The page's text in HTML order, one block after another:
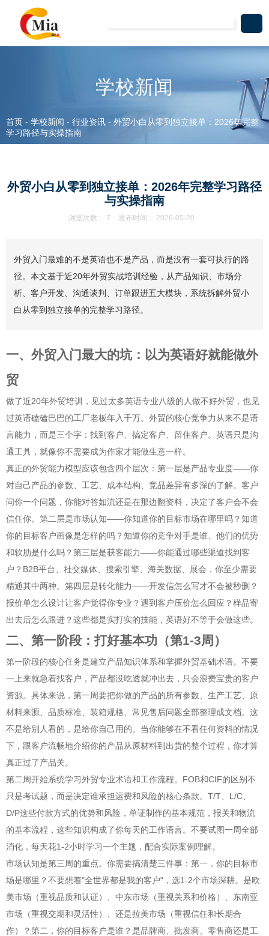
学校新闻
首页 - 学校新闻 - 行业资讯 - 外贸小白从零到独立接单：2026年完整
学习路径与实操指南
外贸小白从零到独立接单：2026年完整学习路径
与实操指南
浏览次数： 7 发布时间： 2026-05-20
外贸入门最难的不是英语也不是产品，而是没有一套可执行的路
径。本文基于近20年外贸实战培训经验，从产品知识、市场分
析、客户开发、沟通谈判、订单跟进五大模块，系统拆解外贸小
白从零到独立接单的完整学习路径。
一、外贸入门最大的坑：以为英语好就能做外
贸
做了近20年外贸培训，见过太多英语专业八级的人做不好外贸，也见
过英语磕磕巴巴的工厂老板年入千万。外贸的核心竞争力从来不是语
言能力，而是三个字：找到客户、搞定客户、留住客户。英语只是沟
通工具，就像你不需要成为作家才能做生意一样。
真正的外贸能力模型应该包含四个层次：第一层是产品专业度——你
对自己产品的参数、工艺、成本结构、竞品差异有多深的了解。客户
问你一个问题，你能对答如流还是在那边翻资料，决定了客户会不会
信任你。第二层是市场认知——你知道你的目标市场在哪里吗？知道
你的目标客户画像是怎样的吗？知道你的竞争对手是谁、他们的优势
和软肋是什么吗？第三层是获客能力——你能通过哪些渠道找到客
户？B2B平台、社交媒体、搜索引擎、海关数据、展会，你至少需要
精通其中两种。第四层是转化能力——开发信怎么写才不会被秒删？
报价单怎么设计让客户觉得你专业？遇到客户压价怎么回应？样品寄
出去后怎么跟进？这些都是实打实的技能，英语好不等于会做这些。
二、第一阶段：打好基本功（第1-3周）
第一阶段的核心任务是建立产品知识体系和掌握外贸基础术语。不要
一上来就急着找客户，产品都没吃透就冲出去，只会浪费宝贵的客户
资源。具体来说，第一周要把你做的产品的所有参数、生产工艺、原
材料来源、品质标准、装箱规格、常见售后问题全部整理成文档。这
不是给别人看的，是给你自己用的。当你能够在不看任何资料的情况
下，跟客户流畅地介绍你的产品从原材料到出货的整个过程，你才算
真正过了产品关。
第二周开始系统学习外贸专业术语和工作流程。FOB和CIF的区别不
只是考试题，而是决定谁承担运费和风险的核心条款。T/T、L/C、
D/P这些付款方式的优势和风险，单证制作的基本规范，报关和物流
的基本流程，这些知识构成了你每天的工作语言。不要试图一周全部
消化，每天花1-2小时学习一个主题，配合实际案例理解。
市场认知是第三周的重点。你需要搞清楚三件事：第一，你的目标市
场是哪里？不要想着"全世界都是我的客户"，选1-2个市场深耕。是欧
美市场（重视品质和认证）、中东市场（重视关系和价格）、东南亚
市场（重视交期和灵活性）、还是拉美市场（重视信任和长期合
作）？第二，你的目标客户是谁？是品牌商、批发商、零售商还是工